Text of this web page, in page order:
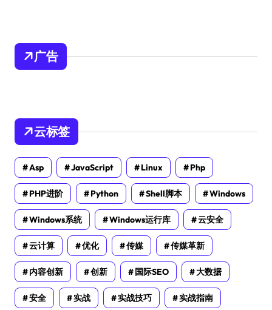
广告
云标签
Asp JavaScript Linux Php
PHP进阶 Python Shell脚本 Windows
Windows系统 Windows运行库 云安全
云计算 优化 传媒 传媒革新
内容创新 创新 国际SEO 大数据
安全 实战 实战技巧 实战指南